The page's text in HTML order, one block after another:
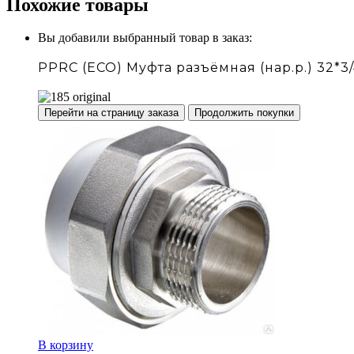
Похожие товары
Вы добавили выбранный товар в заказ:
PPRC (ECO) Муфта разъёмная (нар.р.)
Перейти на страницу заказа Продолжить покупки
В корзину